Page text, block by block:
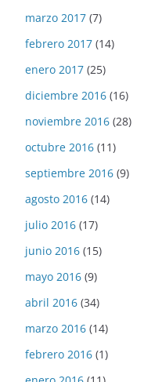
marzo 2017 (7)
febrero 2017 (14)
enero 2017 (25)
diciembre 2016 (16)
noviembre 2016 (28)
octubre 2016 (11)
septiembre 2016 (9)
agosto 2016 (14)
julio 2016 (17)
junio 2016 (15)
mayo 2016 (9)
abril 2016 (34)
marzo 2016 (14)
febrero 2016 (1)